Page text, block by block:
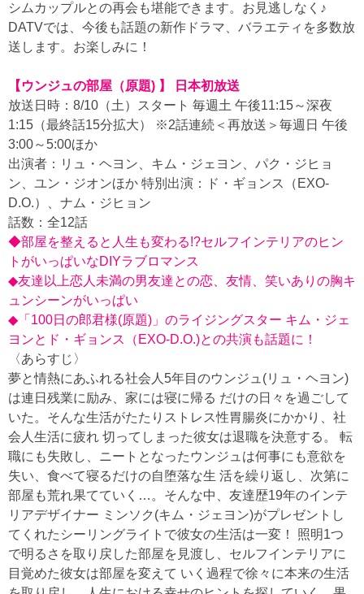
シムカップルとの再会も堪能できます。お見逃しなく♪
DATVでは、今後も話題の新作ドラマ、バラエティを多数放
送します。お楽しみに！
【ウンジュの部屋（原題) 】 日本初放送
放送日時：8/10（土）スタート 毎週土 午後11:15～深夜
1:15（最終話15分拡大） ※2話連続＜再放送＞毎週日 午後
3:00～5:00ほか
出演者：リュ・ヘヨン、キム・ジェヨン、パク・ジヒョ
ン、ユン・ジオンほか 特別出演：ド・ギョンス（EXO-
D.O.）、ナム・ジヒョン
話数：全12話
◆部屋を整えると人生も変わる!?セルフインテリアのヒン
トがいっぱいなDIYラブロマンス
◆友達以上恋人未満の男友達との恋、友情、笑いありの胸キ
ュンシーンがいっぱい
◆「100日の郎君様(原題)」のライジングスター キム・ジェ
ヨンとド・ギョンス（EXO-D.O.)との共演も話題に！
〈あらすじ〉
夢と情熱にあふれる社会人5年目のウンジュ(リュ・ヘヨン)
は連日残業に励み、家には寝に帰る だけの日々を過ごして
いた。そんな生活がたたりストレス性胃腸炎にかかり、社
会人生活に疲れ 切ってしまった彼女は退職を決意する。 転
職にも失敗し、ニートとなったウンジュは何事にも意欲を
失い、食べて寝るだけの自堕落な生 活を繰り返し、次第に
部屋も荒れ果てていく…。そんな中、友達歴19年のインテ
リアデザイナー ミンソク(キム・ジェヨン)がプレゼントし
てくれたシーリングライトで彼女の生活は一変！ 照明1つ
で明るさを取り戻した部屋を見渡し、セルフインテリアに
目覚めた彼女は部屋を変えて いく過程で徐々に本来の生活